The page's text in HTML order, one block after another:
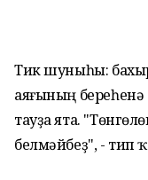
Тик шуныһы:
аяғының береһенә
тауҙа ята.
белмәйбеҙ", - тип